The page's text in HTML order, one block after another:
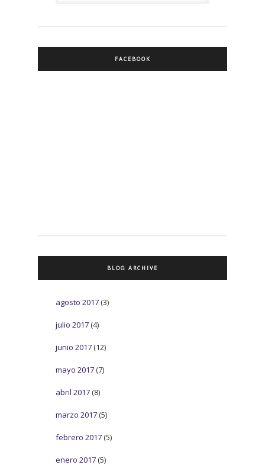
FACEBOOK
BLOG ARCHIVE
agosto 2017 (3)
julio 2017 (4)
junio 2017 (12)
mayo 2017 (7)
abril 2017 (8)
marzo 2017 (5)
febrero 2017 (5)
enero 2017 (5)